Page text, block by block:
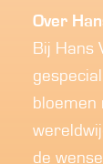
Over
Bij Hans
bloemen
de